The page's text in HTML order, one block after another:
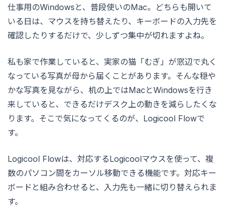
仕事用のWindowsと、普段使いのMac。どちらも開いて
いる日は、マウスを持ち替えたり、キーボードの入力先を
確認したりするだけで、少しずつ集中が切れますよね。
私も家で作業していると、実家の猫「むぎ」が窓辺で丸く
なっている写真が母から届くことがあります。そんな穏や
かな写真を見ながら、机の上ではMacとWindowsを行き
来していると、できるだけデスク上の動きを減らしたくな
ります。そこで気になってくるのが、Logicool Flowで
す。
Logicool Flowは、対応するLogicoolマウスを使って、複
数のパソコン間をカーソル移動できる機能です。対応キー
ボードと組み合わせると、入力先も一緒に切り替えられま
す。